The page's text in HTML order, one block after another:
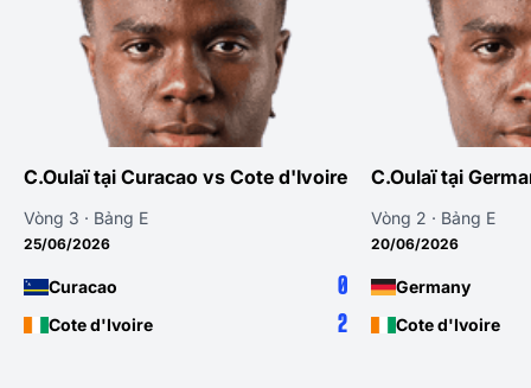
C.Oulaï tại Curacao vs Cote d'Ivoire
Vòng 3 · Bảng E
25/06/2026
Curacao 0
Cote d'Ivoire 2
C.Oulaï tại
Vòng 2 · Bảng E
20/06/2026
Germany
Cote d'Ivoire